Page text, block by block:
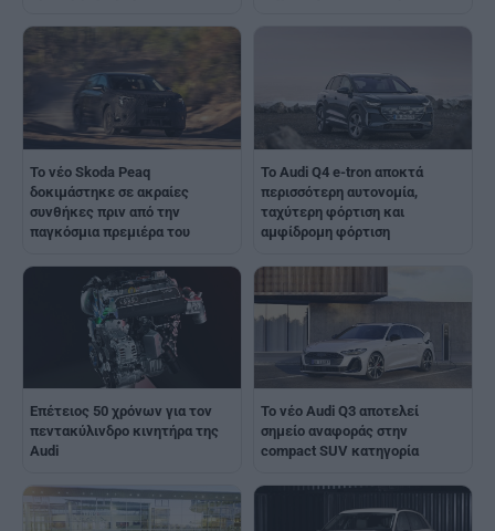
Το νέο Skoda Peaq
δοκιμάστηκε σε ακραίες
συνθήκες πριν από την
παγκόσμια πρεμιέρα του
Το Audi Q4 e-tron αποκτά
περισσότερη αυτονομία,
ταχύτερη φόρτιση και
αμφίδρομη φόρτιση
Επέτειος 50 χρόνων για τον
πεντακύλινδρο κινητήρα της
Audi
Το νέο Audi Q3 αποτελεί
σημείο αναφοράς στην
compact SUV κατηγορία